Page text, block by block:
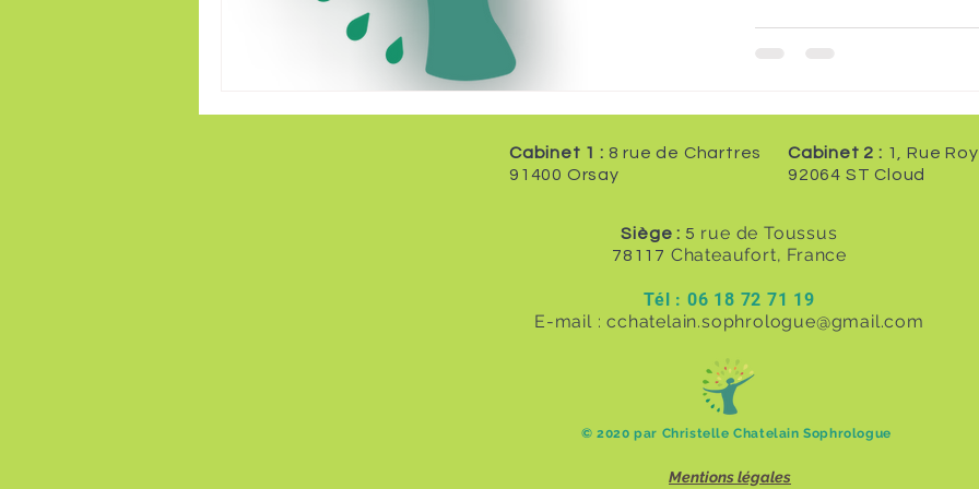
Cabinet 1 : 8 rue de Chartres
91400 Orsay
Cabinet 2 : 1, Rue
92064 ST Cloud
Siège : 5 rue de Toussus
78117 Chateaufort, France
Tél : 06 18 72 71 19
E-mail :cchatelain.sophrologue@gmail.com
​© 2020 par Christelle Chatelain Sophrologue
Mentions légales